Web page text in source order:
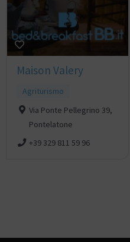
Maison Valery
Agriturismo
Via Ponte Pellegrino 39,
Pontelatone
+39 329 811 59 96